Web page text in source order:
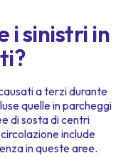
i sinistri in
a terzi durante
quelle in parcheggi
di sosta di centri
include
in queste aree.